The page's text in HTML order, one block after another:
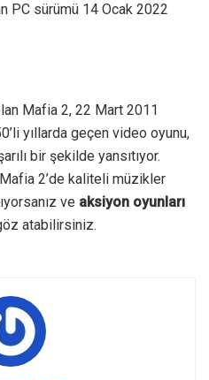
PC sürümü 14 Ocak 2022
Mafia 2, 22 Mart 2011
yıllarda geçen video oyunu,
bir şekilde yansıtıyor.
2’de kaliteli müzikler
ve aksiyon oyunları
atabilirsiniz.